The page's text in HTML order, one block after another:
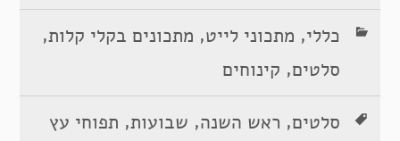
כללי, מתכוני לייט, מתכונים בקלי קלות,
סלטים, קינוחים
סלטים, ראש השנה, שבועות, תפוחי עץ